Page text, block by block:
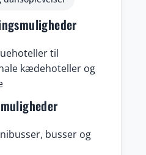
til
kædehoteller og
busser og